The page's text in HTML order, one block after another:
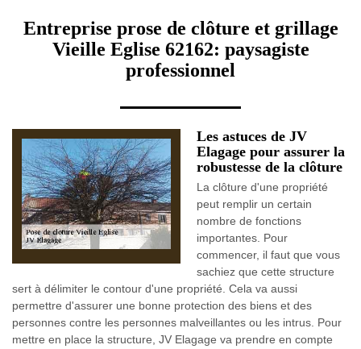
Entreprise prose de clôture et grillage
Vieille Eglise 62162: paysagiste
professionnel
Les astuces de JV
Elagage pour assurer la
robustesse de la clôture
La clôture d'une propriété
peut remplir un certain
nombre de fonctions
importantes. Pour
commencer, il faut que vous
sachiez que cette structure
sert à délimiter le contour d'une propriété. Cela va aussi
permettre d'assurer une bonne protection des biens et des
personnes contre les personnes malveillantes ou les intrus. Pour
mettre en place la structure, JV Elagage va prendre en compte